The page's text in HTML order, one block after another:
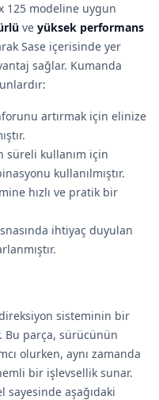
125 modeline uygun
ve yüksek performans
Sase içerisinde yer
sağlar. Kumanda
artırmak için elinize
süreli kullanım için
kullanılmıştır.
hızlı ve pratik bir
ihtiyaç duyulan
sisteminin bir
Bu parça, sürücünün
olurken, aynı zamanda
bir işlevsellik sunar.
sayesinde aşağıdaki